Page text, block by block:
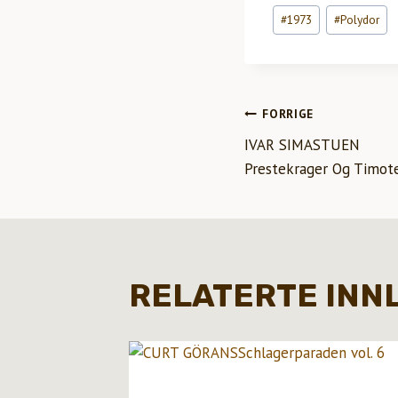
Innleggstagger:
#1973 #Polydor
FORRIGE
IVAR SIMASTUEN
Prestekrager Og
RELATERTE